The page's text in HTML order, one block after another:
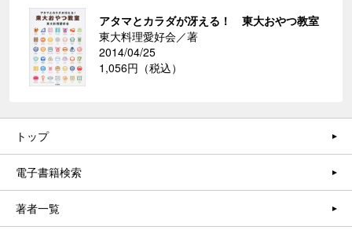
アタマとカラダが冴える！ 東大おやつ教室
東大料理愛好会／著
2014/04/25
1,056円（税込）
トップ
電子書籍検索
著者一覧